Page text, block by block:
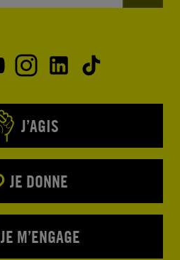
J’AGIS
JE DONNE
JE M’ENGAGE